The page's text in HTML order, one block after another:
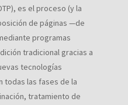
es el proceso (y la
de páginas —de
programas
tradicional gracias a
tecnologías
todas las fases de la
tratamiento de